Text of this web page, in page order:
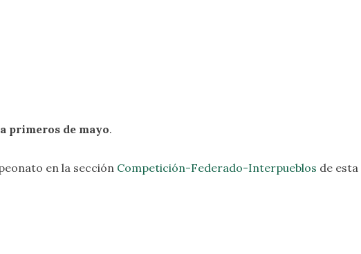
primeros de mayo.
en la sección Competición-Federado-Interpueblos de